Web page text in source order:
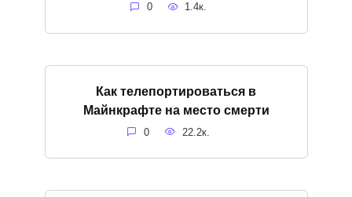
0 1.4к.
Как телепортироваться в
Майнкрафте на место смерти
0 22.2к.